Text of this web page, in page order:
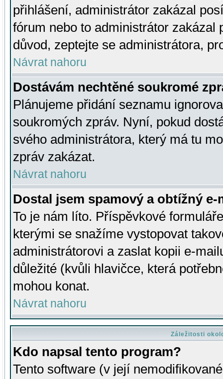
přihlášení, administrátor zakázal
fórum nebo to administrátor zakázal
důvod, zeptejte se administrátora,
Návrat nahoru
Dostávám nechtěné soukromé
Plánujeme přidání seznamu
soukromých zpráv. Nyní, pokud
svého administrátora, který má tu
zpráv zakázat.
Návrat nahoru
Dostal jsem spamový a obtížný
To je nám líto. Příspěvkové
kterými se snažíme vystopovat
administrátorovi a zaslat kopii e-
důležité (kvůli hlavičce, která
mohou konat.
Návrat nahoru
Záležitosti
Kdo napsal tento program?
Tento software (v její